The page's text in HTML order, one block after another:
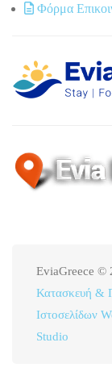
Φόρμα
EviaGreece ©
Κατασκευή &
Ιστοσελίδων
Studio